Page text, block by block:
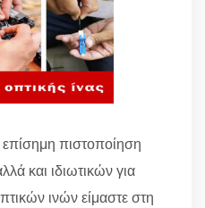
πιστοποίηση
και ιδιωτικών για
ινών είμαστε στη